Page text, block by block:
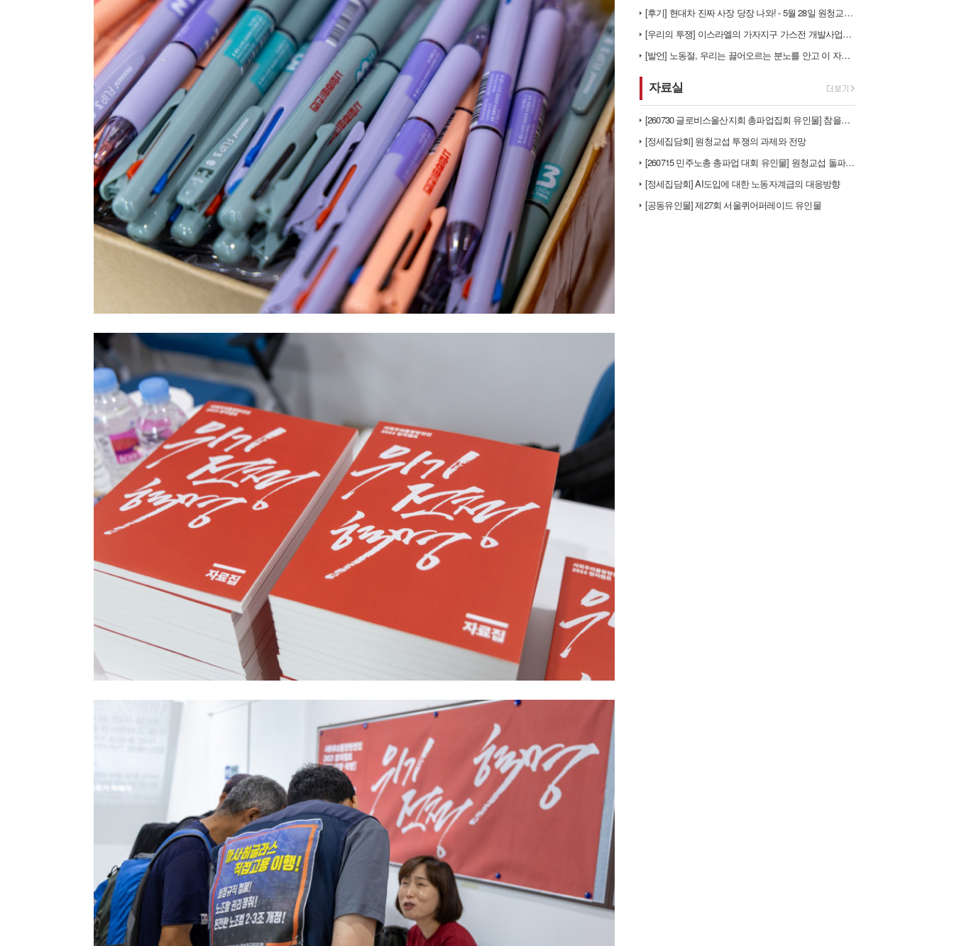
[후기] 현대차 진짜 사장 당장 나와! - 5월 28일 원청교섭 불응 현…
[우리의 투쟁] 이스라엘의 가자지구 가스전 개발사업에 참여하는 한국석유공…
[발언] 노동절, 우리는 끓어오르는 분노를 안고 이 자리에 섰습니다
자료실
[260730 글로비스울산지회 총파업집회 유인물] 참을만큼 참았다! 총단…
[정세집담회] 원청교섭 투쟁의 과제와 전망
[260715 민주노총 총파업 대회 유인물] 원청교섭 돌파구 - 7월 총…
[정세집담회] AI도입에 대한 노동자계급의 대응방향
[공동유인물] 제27회 서울퀴어퍼레이드 유인물